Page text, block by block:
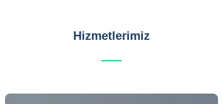
Hizmetlerimiz